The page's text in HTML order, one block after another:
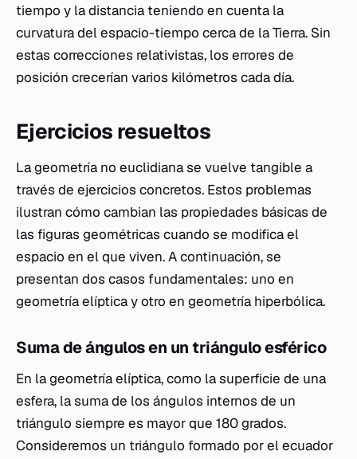
tiempo y la distancia teniendo en cuenta la
curvatura del espacio-tiempo cerca de la Tierra. Sin
estas correcciones relativistas, los errores de
posición crecerían varios kilómetros cada día.
Ejercicios resueltos
La geometría no euclidiana se vuelve tangible a
través de ejercicios concretos. Estos problemas
ilustran cómo cambian las propiedades básicas de
las figuras geométricas cuando se modifica el
espacio en el que viven. A continuación, se
presentan dos casos fundamentales: uno en
geometría elíptica y otro en geometría hiperbólica.
Suma de ángulos en un triángulo esférico
En la geometría elíptica, como la superficie de una
esfera, la suma de los ángulos internos de un
triángulo siempre es mayor que 180 grados.
Consideremos un triángulo formado por el ecuador